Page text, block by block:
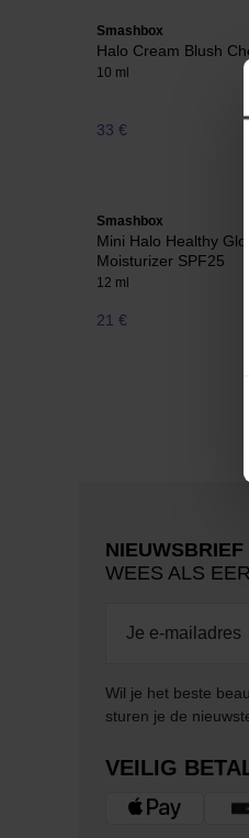
Smashbox
Halo Cream Blush
10 ml
33 €
Smashbox
Mini Halo Healthy
Moisturizer SPF25
12 ml
21 €
NIEUWSBRIEF
WEES ALS
Wil je het beste
sturen je de
VEILIG